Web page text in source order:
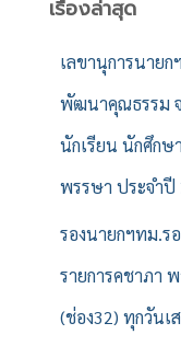
สำ
เรื่องล่าสุด
เลขานุการนายก
พัฒนาคุณธรรม จ
นักเรียน นักศึกษ
พรรษา ประจำปี
รองนายกฯทม.ร
รายการคชาภา
(ช่อง32) ทุกวันเ